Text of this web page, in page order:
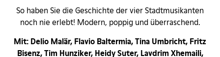
So haben Sie die Geschichte der vier Stadtmusikanten
noch nie erlebt! Modern, poppig und überraschend.
Mit: Delio Malär, Flavio Baltermia, Tina Umbricht, Fritz
Bisenz, Tim Hunziker, Heidy Suter, Lavdrim Xhemaili,